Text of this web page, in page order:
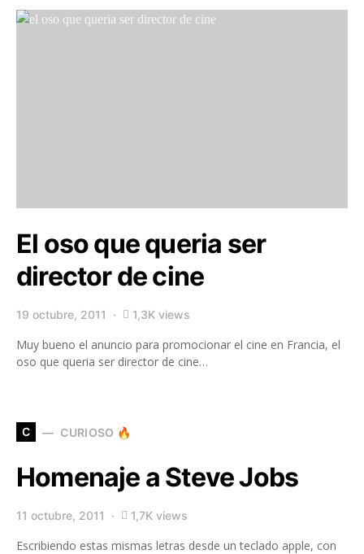
El oso que queria ser
director de cine
19 octubre, 2011 1,3K views
Muy bueno el anuncio para promocionar el cine en Francia, el
oso que queria ser director de cine…
C CURIOSO 🔥
Homenaje a Steve Jobs
11 octubre, 2011 1,7K views
Escribiendo estas mismas letras desde un teclado apple, con